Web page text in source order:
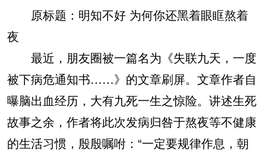
原标题：明知不好 为何你还黑着眼眶熬着
夜
最近，朋友圈被一篇名为《失联九天，一度
被下病危通知书……》的文章刷屏。文章作者自
曝脑出血经历，大有九死一生之惊险。讲述生死
故事之余，作者将此次发病归咎于熬夜等不健康
的生活习惯，殷殷嘱咐：“一定要规律作息，朝